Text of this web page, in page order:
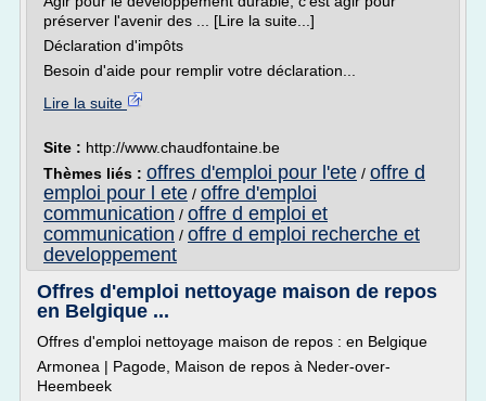
préserver l'avenir des ... [Lire la suite...]
Déclaration d'impôts
Besoin d'aide pour remplir votre déclaration...
Lire la suite
Site : http://www.chaudfontaine.be
Thèmes liés : offres d'emploi pour l'ete / offre d
emploi pour l ete / offre d'emploi
communication / offre d emploi et
communication / offre d emploi recherche et
developpement
Offres d'emploi nettoyage maison de repos
en Belgique ...
Offres d'emploi nettoyage maison de repos : en Belgique
Armonea | Pagode, Maison de repos à Neder-over-
Heembeek